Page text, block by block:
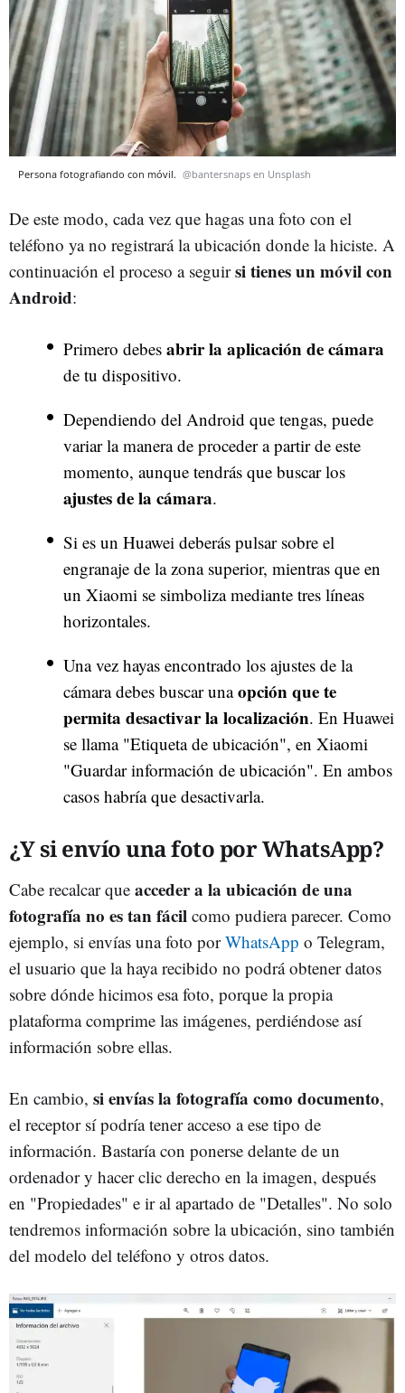
Persona fotografiando con móvil. @bantersnaps en Unsplash
De este modo, cada vez que hagas una foto con el
teléfono ya no registrará la ubicación donde la hiciste. A
continuación el proceso a seguirsi tienes un móvil con
Android:
Primero debes abrir la aplicación de cámara
de tu dispositivo.
Dependiendo del Android que tengas, puede
variar la manera de proceder a partir de este
momento, aunque tendrás que buscar los
ajustes de la cámara.
Si es un Huawei deberás pulsar sobre el
engranaje de la zona superior, mientras que en
un Xiaomi se simboliza mediante tres líneas
horizontales.
Una vez hayas encontrado los ajustes de la
cámara debes buscar unaopción que te
permita desactivar la localización. En Huawei
se llama "Etiqueta de ubicación", en Xiaomi
"Guardar información de ubicación". En ambos
casos habría que desactivarla.
¿Y si envío una foto por WhatsApp?
Cabe recalcar que acceder a la ubicación de una
fotografía no es tan fácil como pudiera parecer. Como
ejemplo, si envías una foto porWhatsApp o Telegram,
el usuario que la haya recibido no podrá obtener datos
sobre dónde hicimos esa foto, porque la propia
plataforma comprime las imágenes, perdiéndose así
información sobre ellas.
En cambio, si envías la fotografía como documento,
el receptor sí podría tener acceso a ese tipo de
información. Bastaría con ponerse delante de un
ordenador y hacer clic derecho en la imagen, después
en "Propiedades" e ir al apartado de "Detalles". No solo
tendremos información sobre la ubicación, sino también
del modelo del teléfono y otros datos.